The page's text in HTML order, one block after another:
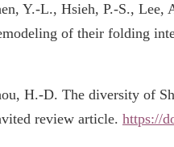
Y.-L., Hsieh, P.-S.,
of their folding
H.-D. The diversity of
review article. https://